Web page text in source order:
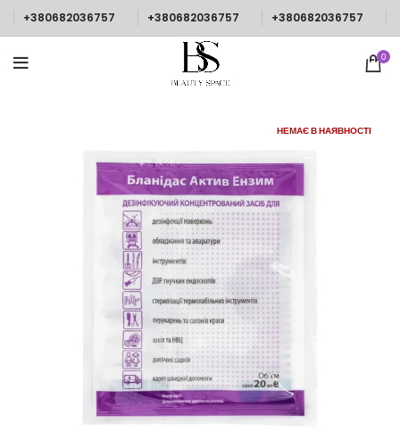
+380682036757 +380682036757 +380682036757
0
НЕМАЄ В НАЯВНОСТІ